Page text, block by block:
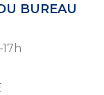
BUREAU